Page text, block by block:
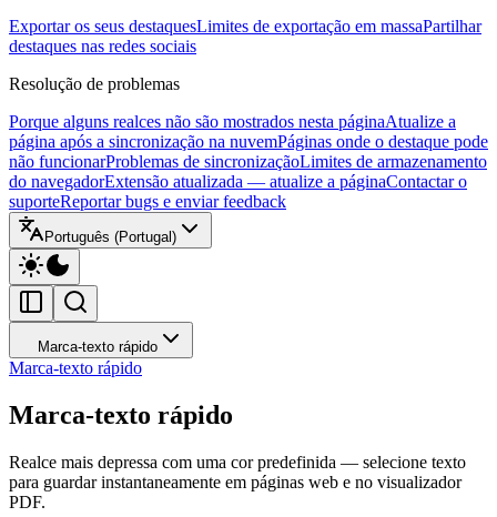
Exportar os seus destaquesLimites de exportação em massaPartilhar
destaques nas redes sociais
Resolução de problemas
Porque alguns realces não são mostrados nesta páginaAtualize a
página após a sincronização na nuvemPáginas onde o destaque pode
não funcionarProblemas de sincronizaçãoLimites de armazenamento
do navegadorExtensão atualizada — atualize a páginaContactar o
suporteReportar bugs e enviar feedback
Português (Portugal)
Marca-texto rápido
Marca-texto rápido
Marca-texto rápido
Realce mais depressa com uma cor predefinida — selecione texto
para guardar instantaneamente em páginas web e no visualizador
PDF.